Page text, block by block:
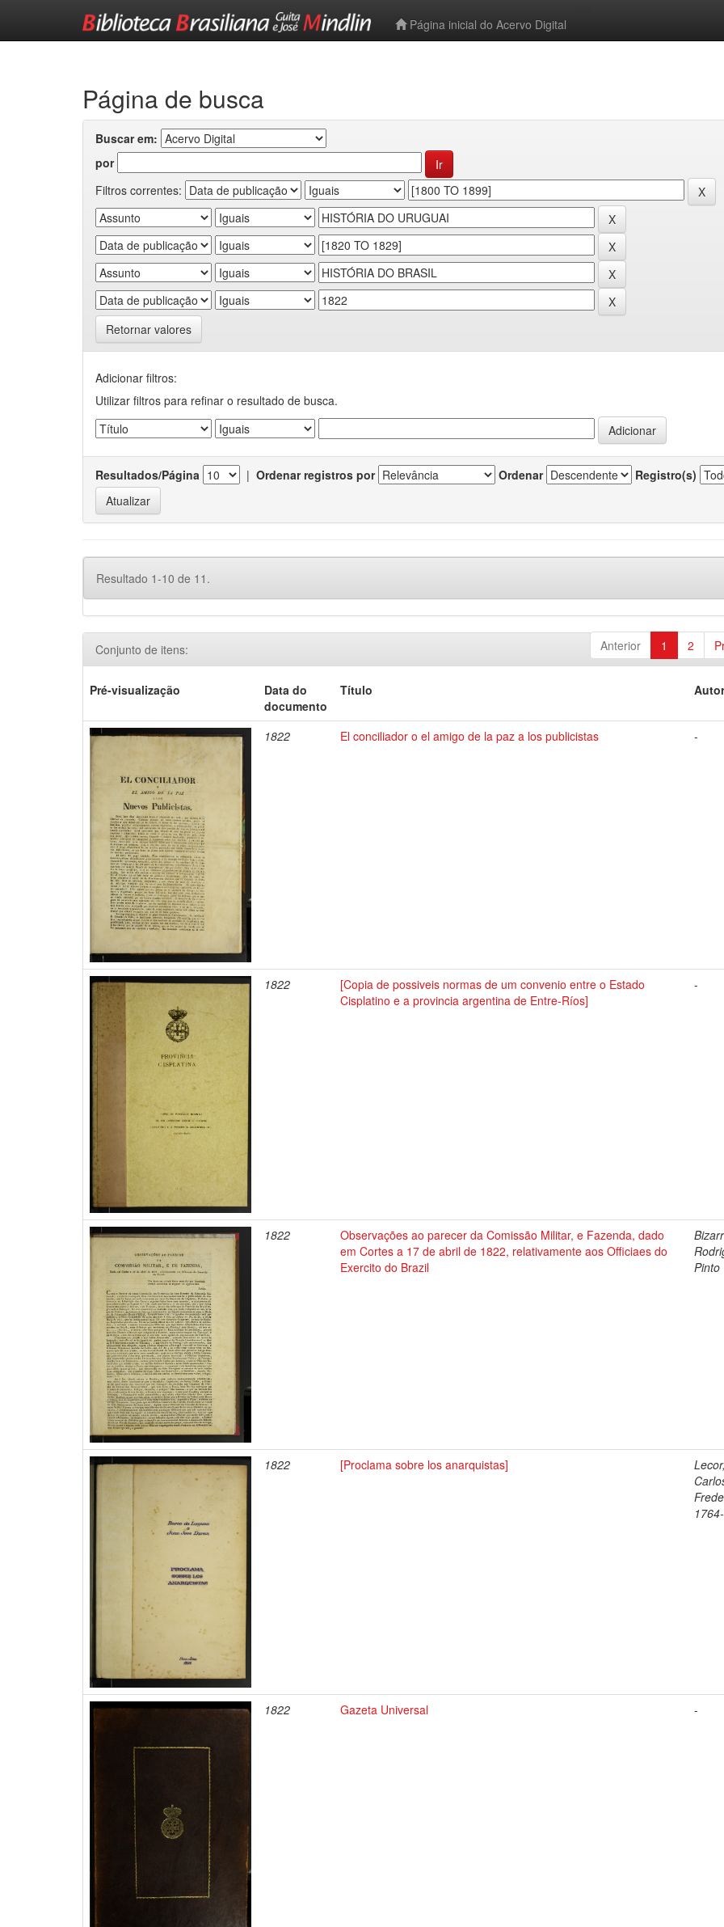
Página inicial do Acervo Digital
Página de busca
Buscar em:
por
Filtros correntes:
Retornar valores
Adicionar filtros:
Utilizar filtros para refinar o resultado de busca.
Resultados/Página | Ordenar registros por Ordenar Registro(s)
Resultado 1-10 de 11.
Anterior 1 2
Conjunto de itens:
Pré-visualização
Data do
documento
Título
1822 El conciliador o el amigo de la paz a los publicistas -
1822
[Copia de possiveis normas de um convenio entre o Estado
Cisplatino e a provincia argentina de Entre-Ríos]
-
1822
Observações ao parecer da Comissão Militar, e Fazenda, dado
em Cortes a 17 de abril de 1822, relativamente aos Officiaes do
Exercito do Brazil
Pinto
1822 [Proclama sobre los anarquistas]
Lecor,
1822 Gazeta Universal -